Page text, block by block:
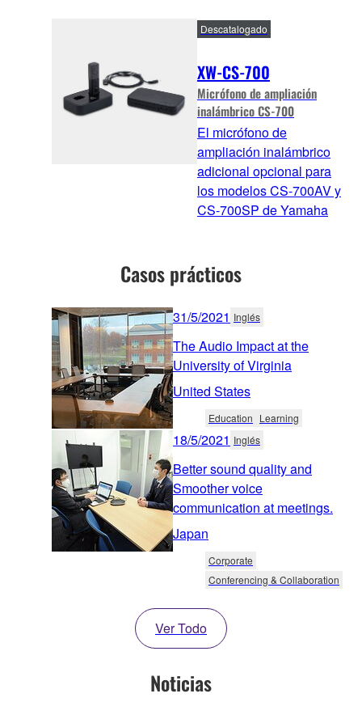
XW-CS-700
Micrófono de ampliación
inalámbrico CS-700
Descatalogado
El micrófono de
ampliación inalámbrico
adicional opcional para
los modelos CS-700AV y
CS-700SP de Yamaha
Casos prácticos
31/5/2021 Inglés
The Audio Impact at the
University of Virginia
United States
Education Learning
18/5/2021 Inglés
Better sound quality and
Smoother voice
communication at meetings.
Japan
Corporate
Conferencing & Collaboration
Ver Todo
Noticias